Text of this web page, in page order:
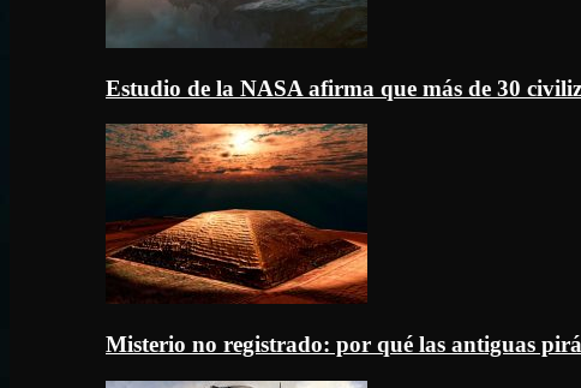
Estudio de la NASA afirma que más de 30
Misterio no registrado: por qué las antiguas